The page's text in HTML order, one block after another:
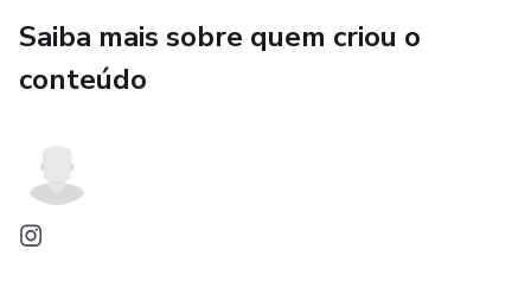
Saiba mais sobre quem criou o
conteúdo